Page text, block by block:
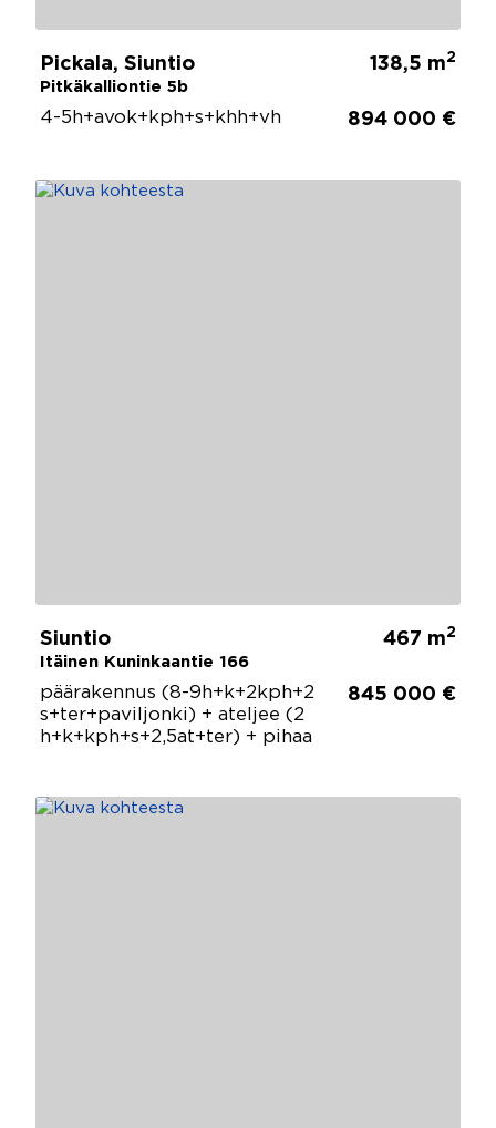
Pickala, Siuntio
Pitkäkalliontie 5b
138,5 m2
4-5h+avok+kph+s+khh+vh 894 000 €
Siuntio
Itäinen Kuninkaantie 166
467 m2
päärakennus (8-9h+k+2kph+2
s+ter+paviljonki) + ateljee (2
h+k+kph+s+2,5at+ter) + pihaa
845 000 €